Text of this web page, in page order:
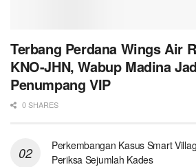
Terbang Perdana Wings Air
KNO-JHN, Wabup Madina
Penumpang VIP
0 SHARES
Perkembangan Kasus Smart
Periksa Sejumlah Kades